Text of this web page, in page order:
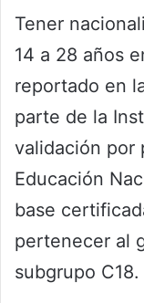
Tener
14 a 28 años
reportado en
parte de la
validación por
Educación
base
pertenecer al
subgrupo C18.